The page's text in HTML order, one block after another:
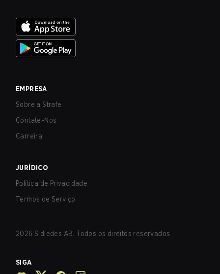
EMPRESA
Sobre a Strafe
Contate-Nos
Carreira
JURÍDICO
Política de Privacidade
Termos de Serviço
2026 Sidledes AB. Todos os direitos reservados.
SIGA